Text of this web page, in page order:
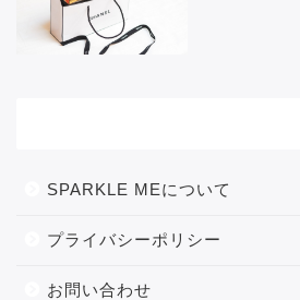
SPARKLE MEについて
プライバシーポリシー
お問い合わせ